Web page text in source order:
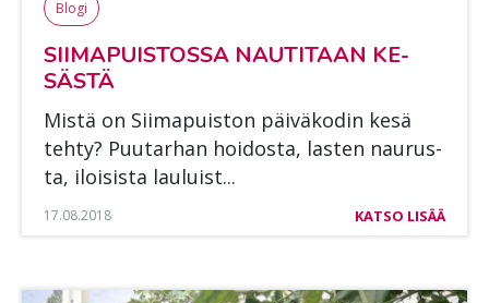
Blogi
SII­MA­PUIS­TOS­SA NAU­TI­TAAN KE­
SÄS­TÄ
Mis­tä on Sii­ma­puis­ton päi­vä­ko­din kesä
teh­ty? Puu­tar­han hoi­dos­ta, las­ten nau­rus­
ta, iloi­sis­ta lau­luist...
17.08.2018 KATSO LISÄÄ